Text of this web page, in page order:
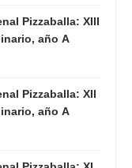
Pizzaballa: XIII
año A
Pizzaballa: XII
año A